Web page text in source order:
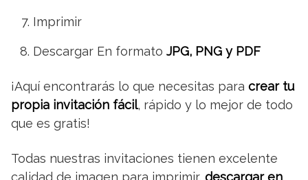
Imprimir
Descargar En formato JPG, PNG y PDF
¡Aquí encontrarás lo que necesitas para crear tu
propia invitación fácil, rápido y lo mejor de todo
que es gratis!
Todas nuestras invitaciones tienen excelente
calidad de imagen para imprimir, descargar en